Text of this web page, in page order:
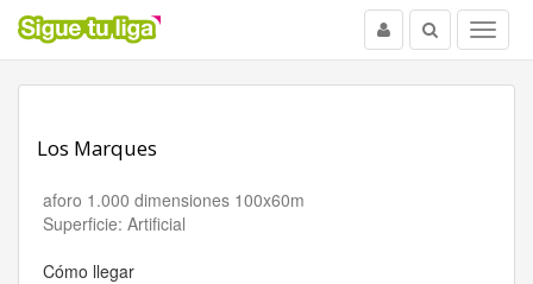
Menu
Buscar
Usuario
Los Marques
aforo 1.000 dimensiones 100x60m
Superficie: Artificial
Cómo llegar